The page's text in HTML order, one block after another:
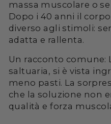
massa muscolare o
Dopo i 40 anni il
diverso agli stimoli:
adatta e rallenta.
Un racconto comune:
saltuaria, si è vista
meno pasti. La
che la soluzione non
qualità e forza